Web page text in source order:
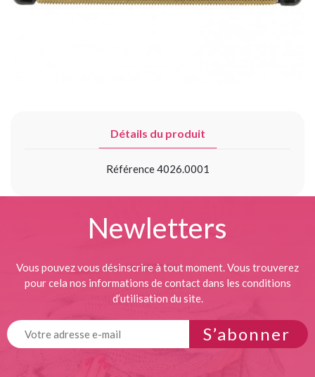
Détails du produit
Référence4026.0001
Newletters
Vous pouvez vous désinscrire à tout moment. Vous trouverez
pour cela nos informations de contact dans les conditions
d’utilisation du site.
S’abonner